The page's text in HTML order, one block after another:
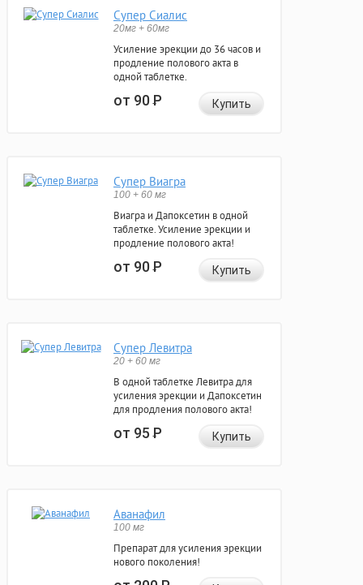
Супер Сиалис
20мг + 60мг
Усиление эрекции до 36 часов и
продление полового акта в
одной таблетке.
от 90Р Купить
Супер Виагра
100 + 60 мг
Виагра и Дапоксетин в одной
таблетке. Усиление эрекции и
продление полового акта!
от 90Р Купить
Супер Левитра
20 + 60 мг
В одной таблетке Левитра для
усиления эрекции и Дапоксетин
для продления полового акта!
от 95Р Купить
Аванафил
100 мг
Препарат для усиления эрекции
нового поколения!